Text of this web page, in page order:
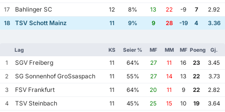
17
Bahlinger SC 12 8% 13 22 -9 7
2.92
18
TSV Schott Mainz 11 9% 9 28 -19 4 3.36
Lag KS Seier % MF MM MF Poeng Gj.
1 SGV Freiberg 11 64% 27 11 16 23
3.45
2
SG Sonnenhof GroSsaspach 11 55% 27 14 13 22
3.73
3
FSV Frankfurt 11 64% 20 11 9 22
2.82
4
TSV Steinbach 11 45% 25 15 10 19
3.64